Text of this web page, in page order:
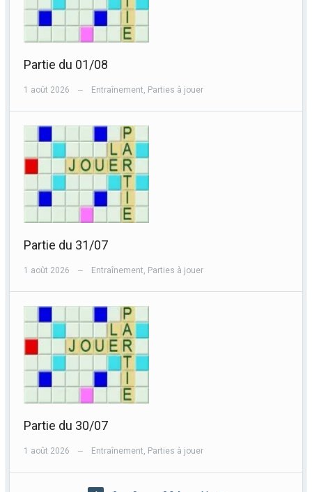
Partie du 01/08
1 août 2026 — Entraînement, Parties à jouer
Partie du 31/07
1 août 2026 — Entraînement, Parties à jouer
Partie du 30/07
1 août 2026 — Entraînement, Parties à jouer